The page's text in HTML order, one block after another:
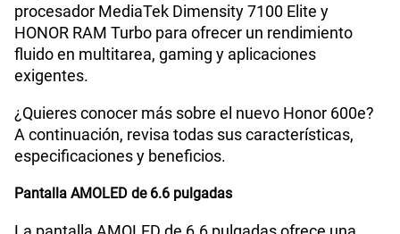
procesador MediaTek Dimensity 7100 Elite y
HONOR RAM Turbo para ofrecer un rendimiento
fluido en multitarea, gaming y aplicaciones
exigentes.
¿Quieres conocer más sobre el nuevo Honor 600e?
A continuación, revisa todas sus características,
especificaciones y beneficios.
Pantalla AMOLED de 6.6 pulgadas